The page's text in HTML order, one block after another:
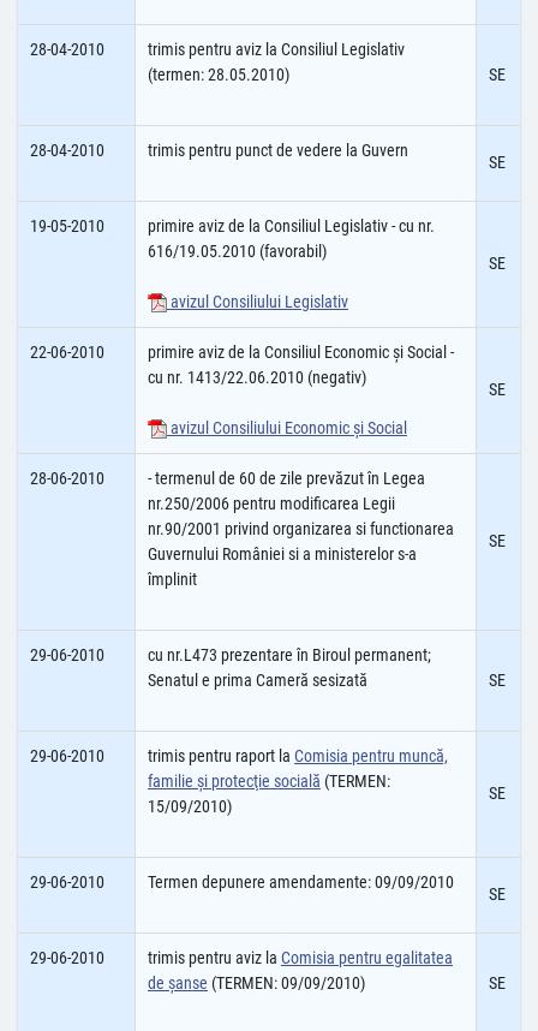
28-04-2010
trimis pentru aviz la Consiliul Legislativ
(termen: 28.05.2010)
SE
28-04-2010 trimis pentru punct de vedere la Guvern
SE
19-05-2010
primire aviz de la Consiliul Legislativ - cu nr.
616/19.05.2010 (favorabil)
avizul Consiliului Legislativ
SE
22-06-2010
primire aviz de la Consiliul Economic şi Social -
cu nr. 1413/22.06.2010 (negativ)
avizul Consiliului Economic şi Social
SE
28-06-2010
- termenul de 60 de zile prevăzut în Legea
nr.250/2006 pentru modificarea Legii
nr.90/2001 privind organizarea si functionarea
Guvernului României si a ministerelor s-a
împlinit
SE
29-06-2010
cu nr.L473 prezentare în Biroul permanent;
Senatul e prima Cameră sesizată
SE
29-06-2010 trimis pentru raport la Comisia pentru muncă,
familie şi protecţie socială (TERMEN:
15/09/2010)
SE
29-06-2010 Termen depunere amendamente: 09/09/2010
SE
29-06-2010 trimis pentru aviz la Comisia pentru egalitatea
de şanse (TERMEN: 09/09/2010) SE